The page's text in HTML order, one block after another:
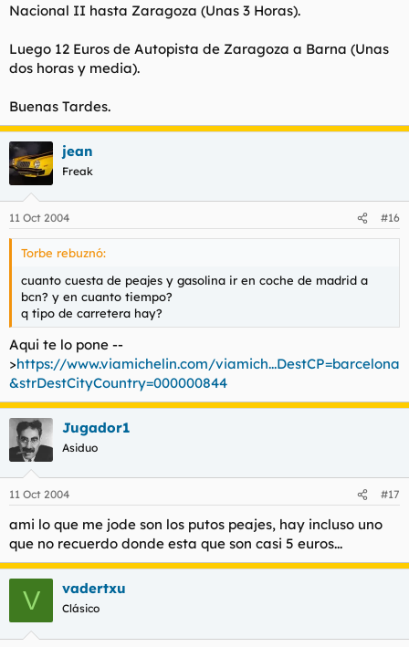
Nacional II hasta Zaragoza (Unas 3 Horas).
Luego 12 Euros de Autopista de Zaragoza a Barna (Unas
dos horas y media).
Buenas Tardes.
jean
Freak
11 Oct 2004 #16
Torbe rebuznó:
cuanto cuesta de peajes y gasolina ir en coche de madrid a
bcn? y en cuanto tiempo?
q tipo de carretera hay?
Aqui te lo pone --
>https://www.viamichelin.com/viamich...DestCP=barcelona
&strDestCityCountry=000000844
Jugador1
Asiduo
11 Oct 2004 #17
ami lo que me jode son los putos peajes, hay incluso uno
que no recuerdo donde esta que son casi 5 euros...
V vadertxu
Clásico